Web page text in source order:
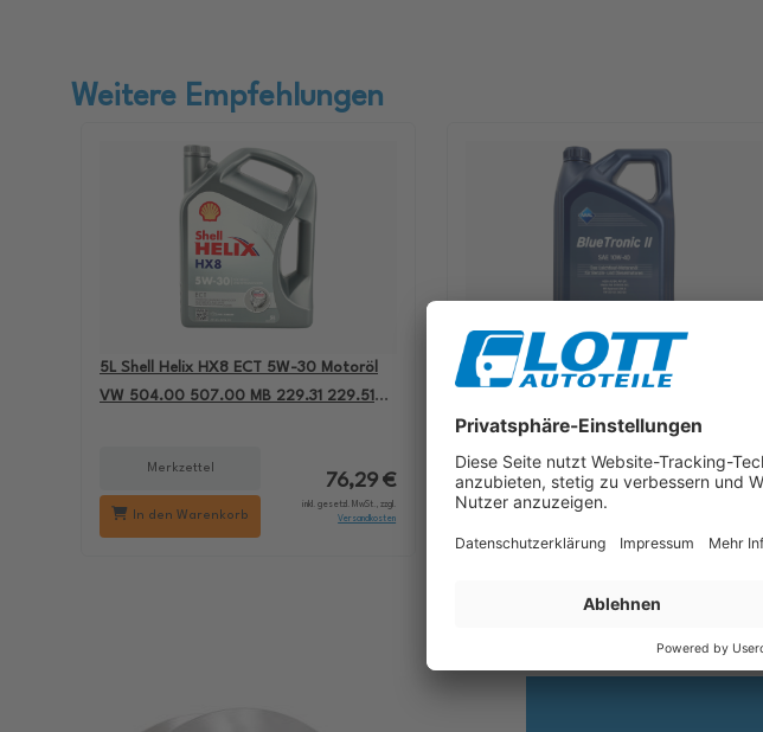
Weitere Empfehlungen
5L Shell Helix HX8 ECT 5W-30 Motoröl
VW 504.00 507.00 MB 229.31 229.51
Merkzettel
In den Warenkorb
76,29 €
inkl. gesetzl. MwSt., zzgl.
Versandkosten
4L Aral BlueTronic II 10W-40 Motoröl
501.01 MB 229.3
Merkzettel
In den Warenkorb
25,89 €